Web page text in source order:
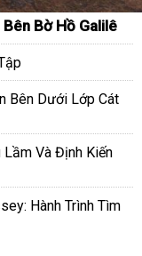
Bên Bờ Hồ Galilê
Bên Dưới Lớp Cát
Và Định Kiến
Hành Trình Tìm